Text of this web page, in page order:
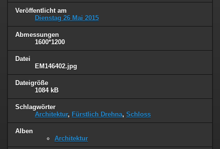
Veröffentlicht am
Dienstag 26 Mai 2015
Abmessungen
1600*1200
Datei
EM146402.jpg
Dateigröße
1084 kB
Schlagwörter
Architektur, Fürstlich Drehna, Schloss
Alben
Architektur